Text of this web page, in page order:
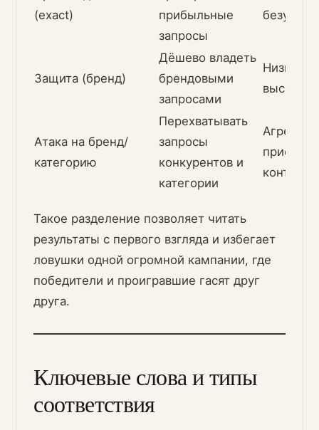
(exact)
прибыльные
запросы
Защита (бренд)
Дёшево владеть
брендовыми
запросами
Низкий
высокий
Атака на бренд/
категорию
Перехватывать
запросы
конкурентов и
категории
Такое разделение позволяет читать
результаты с первого взгляда и избегает
ловушки одной огромной кампании, где
победители и проигравшие гасят друг
друга.
Ключевые слова и типы
соответствия